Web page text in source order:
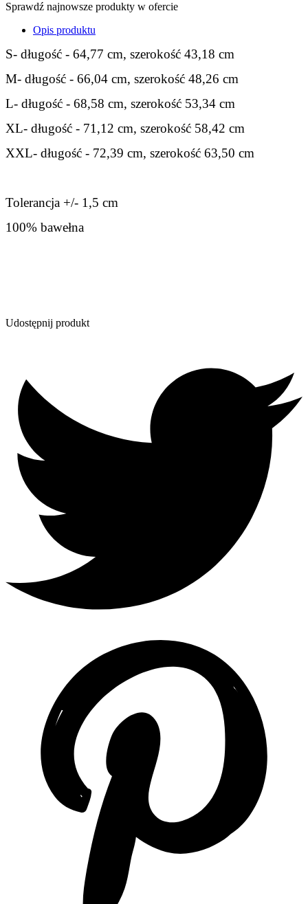
Sprawdź najnowsze produkty w ofercie
Opis produktu
S- długość - 64,77 cm, szerokość 43,18 cm
M- długość - 66,04 cm, szerokość 48,26 cm
L- długość - 68,58 cm, szerokość 53,34 cm
XL- długość - 71,12 cm, szerokość 58,42 cm
XXL- długość - 72,39 cm, szerokość 63,50 cm
Tolerancja +/- 1,5 cm
100% bawełna
Udostępnij produkt